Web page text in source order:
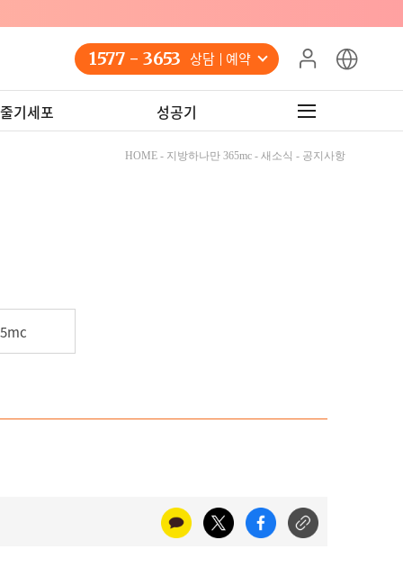
1577 - 3653 상담 예약
기세포 성공기
HOME - 지방하나만 365mc - 새소식 - 공지사항